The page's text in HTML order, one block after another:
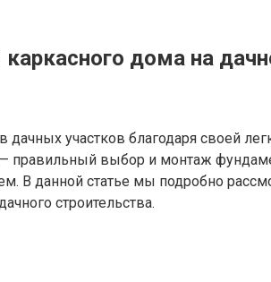
дома на
участков благодаря своей
правильный выбор и монтаж
В данной статье мы подробно
строительства.